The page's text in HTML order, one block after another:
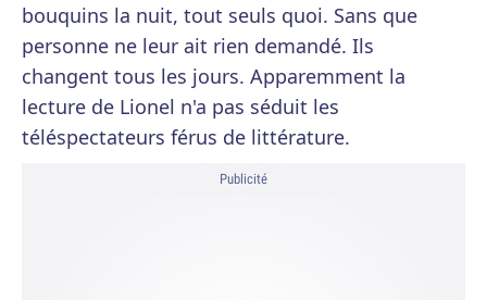
bouquins la nuit, tout seuls quoi. Sans que
personne ne leur ait rien demandé. Ils
changent tous les jours. Apparemment la
lecture de Lionel n'a pas séduit les
téléspectateurs férus de littérature.
Publicité